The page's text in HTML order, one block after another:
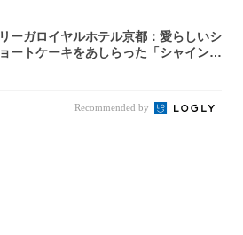
リーガロイヤルホテル京都：愛らしいシ
ョートケーキをあしらった「シャインマ
Recommended by